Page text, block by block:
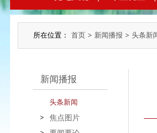
所在位置： 首页 > 新闻播报 > 头条新
新闻播报
头条新闻
焦点图片